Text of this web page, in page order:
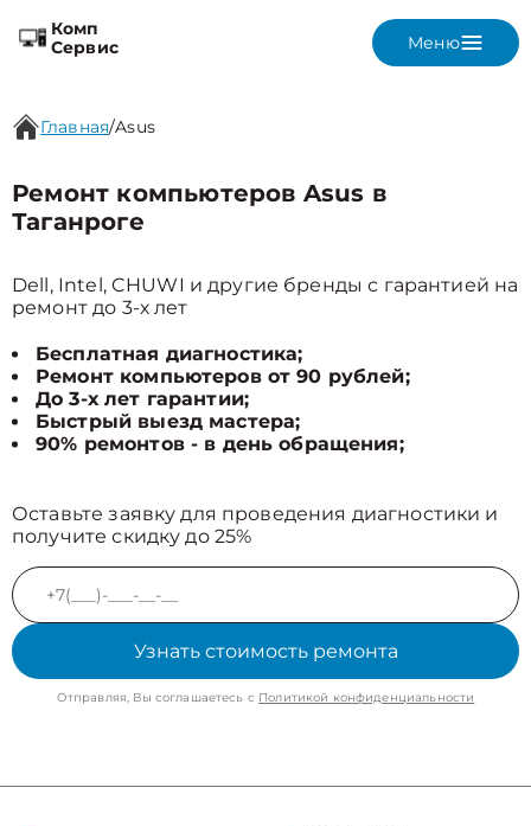
Комп
Сервис
Меню
Главная/Asus
Ремонт компьютеров Asus в
Таганроге
Dell, Intel, CHUWI и другие бренды с гарантией на
ремонт до 3-х лет
Бесплатная диагностика;
Ремонт компьютеров от 90 рублей;
До 3-х лет гарантии;
Быстрый выезд мастера;
90% ремонтов - в день обращения;
Оставьте заявку для проведения диагностики и
получите скидку до 25%
Узнать стоимость ремонта
Отправляя, Вы соглашаетесь с Политикой конфиденциальности